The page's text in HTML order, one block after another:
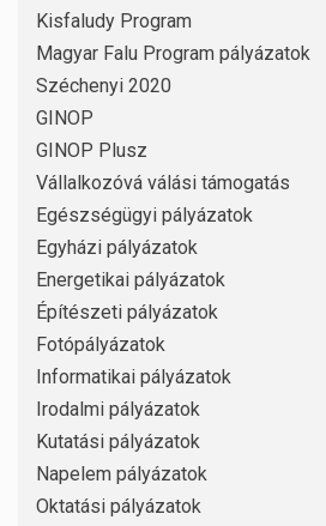
Kisfaludy Program
Magyar Falu Program pályázatok
Széchenyi 2020
GINOP
GINOP Plusz
Vállalkozóvá válási támogatás
Egészségügyi pályázatok
Egyházi pályázatok
Energetikai pályázatok
Építészeti pályázatok
Fotópályázatok
Informatikai pályázatok
Irodalmi pályázatok
Kutatási pályázatok
Napelem pályázatok
Oktatási pályázatok